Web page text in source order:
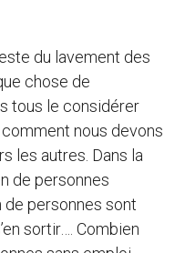
du lavement des
chose de
tous le considérer
nous devons
les autres. Dans la
de personnes
personnes sont
sortir…. Combien